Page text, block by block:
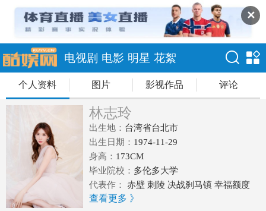
✕
电视剧 电影 明星 花絮
个人资料 图片 影视作品 评论
林志玲
出生地： 台湾省台北市
出生日期： 1974-11-29
身高： 173CM
毕业院校： 多伦多大学
代表作：
赤壁 刺陵 决战刹马镇 幸福额度
101次求婚 北京·纽约
查看更多 》